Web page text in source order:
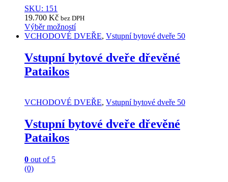
SKU: 151
19.700 Kč bez DPH
Výběr možností
This
has
multiple
variants.
may
be
chosen
on
the
product
page
VCHODOVÉ DVEŘE, Vstupní bytové dveře 50
Vstupní bytové dveře dřevěné
Pataikos
VCHODOVÉ DVEŘE, Vstupní bytové dveře 50
Vstupní bytové dveře dřevěné
Pataikos
0 out of 5
(0)